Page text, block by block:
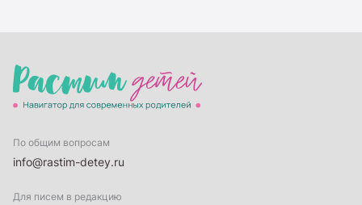
По общим вопросам
info@rastim-detey.ru
Для писем в редакцию